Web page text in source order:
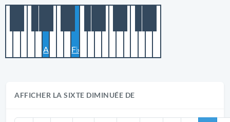
A F♭
AFFICHER LA SIXTE DIMINUÉE DE